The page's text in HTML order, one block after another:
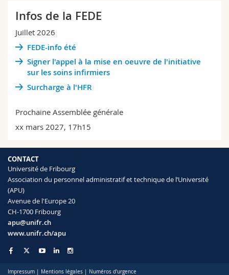
Infos de la FEDE
Juillet 2026
FEDE-info été
Signer l'appel à la mise en oeuvre de l'initiative
sur les soins infirmiers
Surcharge à l'HFR
Prochaine Assemblée générale
xx mars 2027, 17h15
CONTACT
Université de Fribourg
Association du personnel administratif et technique de l’Université
(APU)
Avenue de l'Europe 20
CH-1700 Fribourg
apu@unifr.ch
www.unifr.ch/apu
Impressum | Mentions légales | Numéros d'urgence